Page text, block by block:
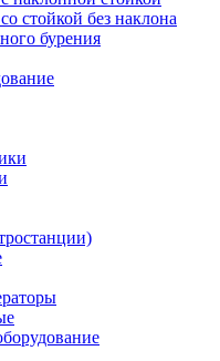
стойкой без наклона
бурения